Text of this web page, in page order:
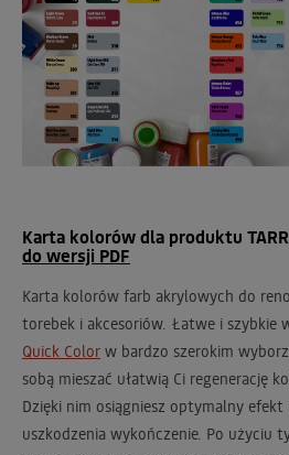
Karta kolorów dla produktu
do wersji PDF
Karta kolorów farb akrylowych do
torebek i akcesoriów. Łatwe i szybkie
Quick Color w bardzo szerokim
sobą mieszać ułatwią Ci regenerację
Dzięki nim osiągniesz optymalny
uszkodzenia wykończenie. Po użyciu